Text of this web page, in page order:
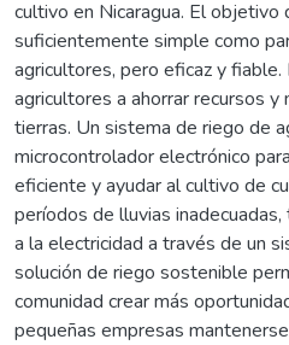
cultivo en Nicaragua. El
suficientemente simple como
agricultores, pero eficaz y
agricultores a ahorrar recursos y
tierras. Un sistema de riego de
microcontrolador electrónico
eficiente y ayudar al cultivo de
períodos de lluvias
a la electricidad a través de un
solución de riego sostenible
comunidad crear más
pequeñas empresas